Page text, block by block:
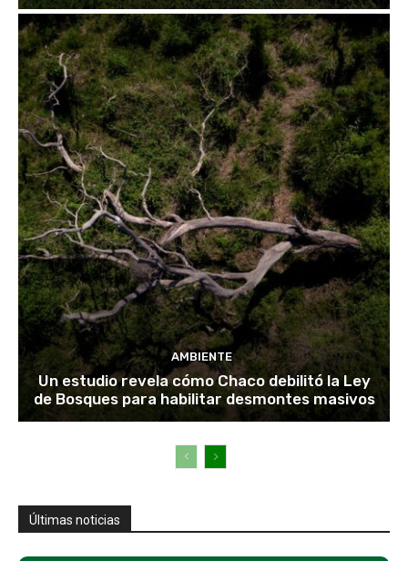
AMBIENTE
Un estudio revela cómo Chaco debilitó la Ley
de Bosques para habilitar desmontes masivos
Últimas noticias